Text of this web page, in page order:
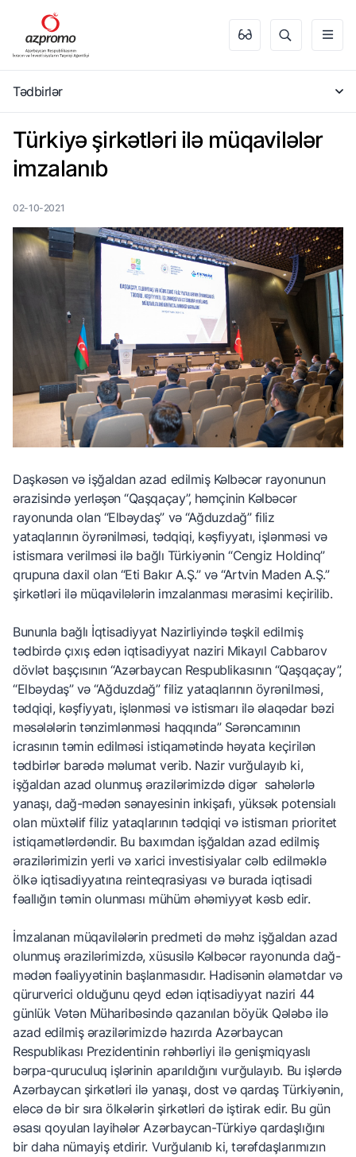
Tədbirlər
Türkiyə şirkətləri ilə müqavilələr
imzalanıb
02-10-2021
Daşkəsən və işğaldan azad edilmiş Kəlbəcər rayonunun
ərazisində yerləşən “Qaşqaçay”, həmçinin Kəlbəcər
rayonunda olan “Elbəydaş” və “Ağduzdağ” filiz
yataqlarının öyrənilməsi, tədqiqi, kəşfiyyatı, işlənməsi və
istismara verilməsi ilə bağlı Türkiyənin “Cengiz Holdinq”
qrupuna daxil olan “Eti Bakır A.Ş.” və “Artvin Maden A.Ş.”
şirkətləri ilə müqavilələrin imzalanması mərasimi keçirilib.
Bununla bağlı İqtisadiyyat Nazirliyində təşkil edilmiş
tədbirdə çıxış edən iqtisadiyyat naziri Mikayıl Cabbarov
dövlət başçısının “Azərbaycan Respublikasının “Qaşqaçay”,
“Elbəydaş” və “Ağduzdağ” filiz yataqlarının öyrənilməsi,
tədqiqi, kəşfiyyatı, işlənməsi və istismarı ilə əlaqədar bəzi
məsələlərin tənzimlənməsi haqqında” Sərəncamının
icrasının təmin edilməsi istiqamətində həyata keçirilən
tədbirlər barədə məlumat verib. Nazir vurğulayıb ki,
işğaldan azad olunmuş ərazilərimizdə digər sahələrlə
yanaşı, dağ-mədən sənayesinin inkişafı, yüksək potensialı
olan müxtəlif filiz yataqlarının tədqiqi və istismarı prioritet
istiqamətlərdəndir. Bu baxımdan işğaldan azad edilmiş
ərazilərimizin yerli və xarici investisiyalar cəlb edilməklə
ölkə iqtisadiyyatına reinteqrasiyası və burada iqtisadi
fəallığın təmin olunması mühüm əhəmiyyət kəsb edir.
İmzalanan müqavilələrin predmeti də məhz işğaldan azad
olunmuş ərazilərimizdə, xüsusilə Kəlbəcər rayonunda dağ-
mədən fəaliyyətinin başlanmasıdır. Hadisənin əlamətdar və
qürurverici olduğunu qeyd edən iqtisadiyyat naziri 44
günlük Vətən Müharibəsində qazanılan böyük Qələbə ilə
azad edilmiş ərazilərimizdə hazırda Azərbaycan
Respublikası Prezidentinin rəhbərliyi ilə genişmiqyaslı
bərpa-quruculuq işlərinin aparıldığını vurğulayıb. Bu işlərdə
Azərbaycan şirkətləri ilə yanaşı, dost və qardaş Türkiyənin,
eləcə də bir sıra ölkələrin şirkətləri də iştirak edir. Bu gün
əsası qoyulan layihələr Azərbaycan-Türkiyə qardaşlığını
bir daha nümayiş etdirir. Vurğulanıb ki, tərəfdaşlarımızın